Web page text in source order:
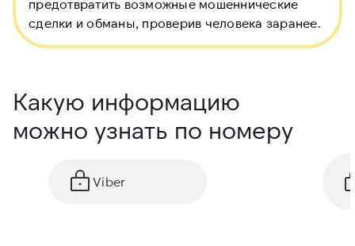
предотвратить возможные мошеннические
сделки и обманы, проверив человека заранее.
Какую информацию
можно узнать по номеру
Viber